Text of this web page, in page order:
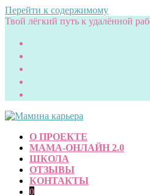
Перейти к содержимому
Твой лёгкий путь к удалённой
О ПРОЕКТЕ
МАМА-ОНЛАЙН 2.0
ШКОЛА
ОТЗЫВЫ
КОНТАКТЫ
0